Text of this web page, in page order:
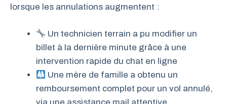
lorsque les annulations augmentent :
Un technicien terrain a pu modifier un
billet à la dernière minute grâce à une
intervention rapide du chat en ligne
Une mère de famille a obtenu un
remboursement complet pour un vol annulé,